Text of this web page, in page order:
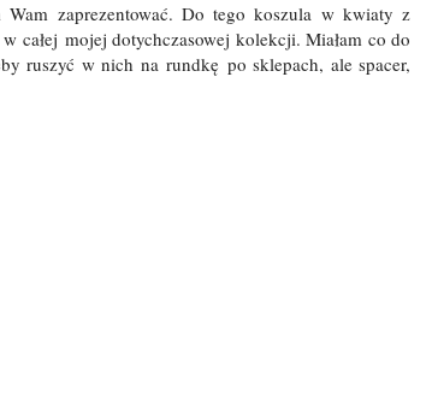
zaprezentować. Do tego koszula w kwiaty z
całej mojej dotychczasowej kolekcji. Miałam co do
ruszyć w nich na rundkę po sklepach, ale spacer,